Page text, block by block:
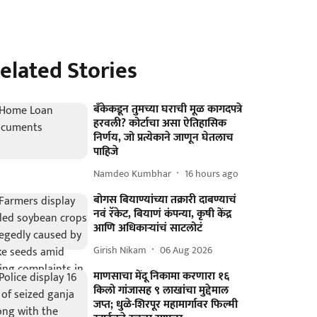
Stories
बँकेकडून तुमच्या घराची मूळ कागदपत्रे
हरवली? कोर्टाचा असा ऐतिहासिक
निर्णय, जो प्रत्येकाने जाणून घेतलाच
पाहिजे
Namdeo Kumbhar 16 hours ago
बोगस बियाण्यांच्या तक्रारी दाबण्याचं
नवं रॅकेट, बियाणं कंपन्या, कृषी केंद्र
आणि अधिकाऱ्यांचं साटलोटं
Girish Nikam 06 Aug 2026
माणसाचा मेंदू निकामा करणारा १६
किलो गांजासह ९ लाखांचा मुद्देमाल
जप्त; धुळे-शिरपूर महामार्गावर फिल्मी